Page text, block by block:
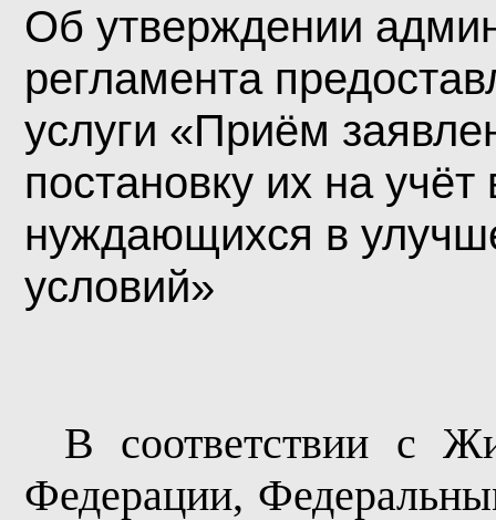
Об утверждении
регламента
услуги «Приём
постановку их на учёт
нуждающихся в
условий»
В соответствии с
Федерации,